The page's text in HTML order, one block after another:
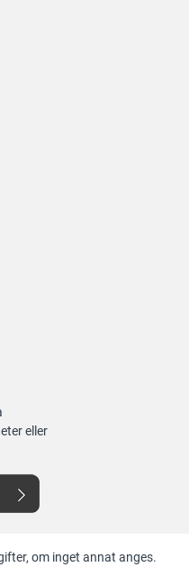
eller
om inget annat anges.